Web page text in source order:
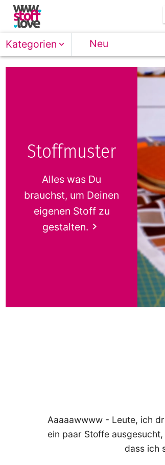
Kategorien Neu
Stoffmuster
Alles was Du
brauchst, um Deinen
eigenen Stoff zu
gestalten.
Aaaaawwww - Leute, ich
ein paar Stoffe
dass ich